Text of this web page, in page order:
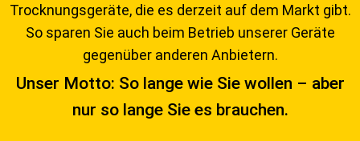
Trocknungsgeräte, die es derzeit auf dem Markt gibt.
So sparen Sie auch beim Betrieb unserer Geräte
gegenüber anderen Anbietern.
Unser Motto: So lange wie Sie wollen – aber
nur so lange Sie es brauchen.